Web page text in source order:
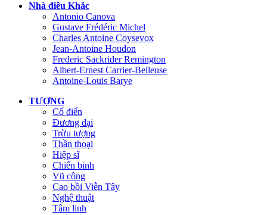
Nhà điêu Khắc
Antonio Canova
Gustave Frédéric Michel
Charles Antoine Coysevox
Jean-Antoine Houdon
Frederic Sackrider Remington
Albert-Ernest Carrier-Belleuse
Antoine-Louis Barye
TƯỢNG
Cổ điển
Đương đại
Trừu tượng
Thần thoại
Hiệp sĩ
Chiến binh
Vũ công
Cao bồi Viễn Tây
Nghệ thuật
Tâm linh